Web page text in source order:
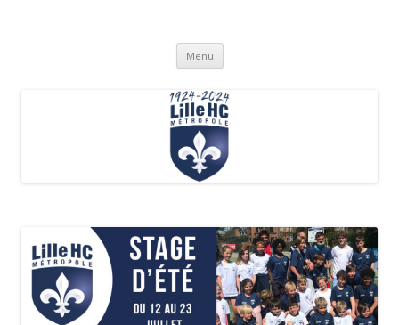
Menu Aller
contenu